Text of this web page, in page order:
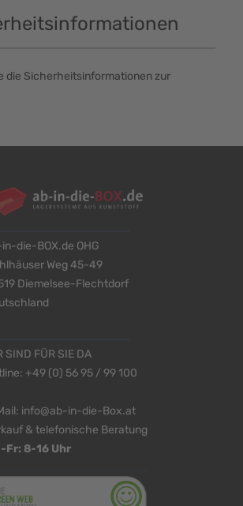
die Sicherheitsinformationen zur
die-BOX.de OHG
Weg 45-49
Diemelsee-Flechtdorf
SIND FÜR SIE DA
+49 (0) 56 95 / 99 100
info@ab-in-die-Box.at
& telefonische Beratung
Fr: 8-16 Uhr